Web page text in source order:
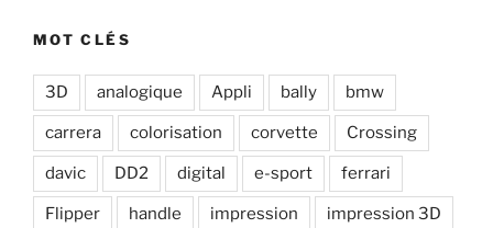
MOT CLÉS
3D analogique Appli bally bmw
carrera colorisation corvette Crossing
davic DD2 digital e-sport ferrari
Flipper handle impression impression 3D